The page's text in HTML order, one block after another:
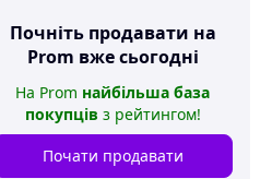
Почніть продавати на
Prom вже сьогодні
На Prom найбільша база
покупців з рейтингом!
Почати продавати